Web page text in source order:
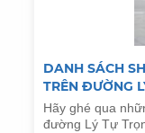
DANH SÁCH
TRÊN ĐƯỜNG
Hãy ghé qua
đường Lý Tự